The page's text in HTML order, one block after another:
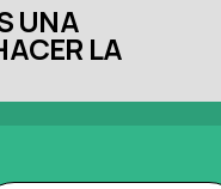
UNA
LA